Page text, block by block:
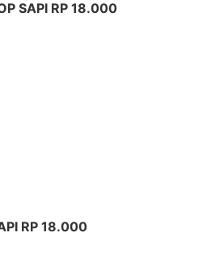
SAPI RP 18.000
RP 18.000